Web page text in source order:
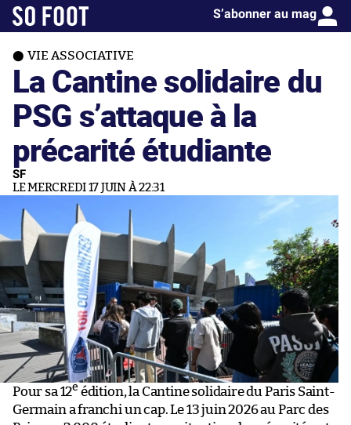
S’abonner au mag
VIE ASSOCIATIVE
La Cantine solidaire du
PSG s’attaque à la
précarité étudiante
SF
LE MERCREDI 17 JUIN À 22:31
Pour sa 12e édition, la Cantine solidaire du Paris Saint-
Germain a franchi un cap. Le 13 juin 2026 au Parc des